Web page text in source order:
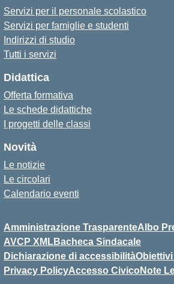
Servizi per il personale scolastico
Servizi per famiglie e studenti
Indirizzi di studio
Tutti i servizi
Didattica
Offerta formativa
Le schede didattiche
I progetti delle classi
Novità
Le notizie
Le circolari
Calendario eventi
Amministrazione TrasparenteAlbo
AVCP XMLBacheca Sindacale
Dichiarazione di accessibilità
Privacy PolicyAccesso Civico Note